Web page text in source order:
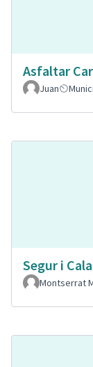
Asfaltar
Juan
Segur i
Montserrat